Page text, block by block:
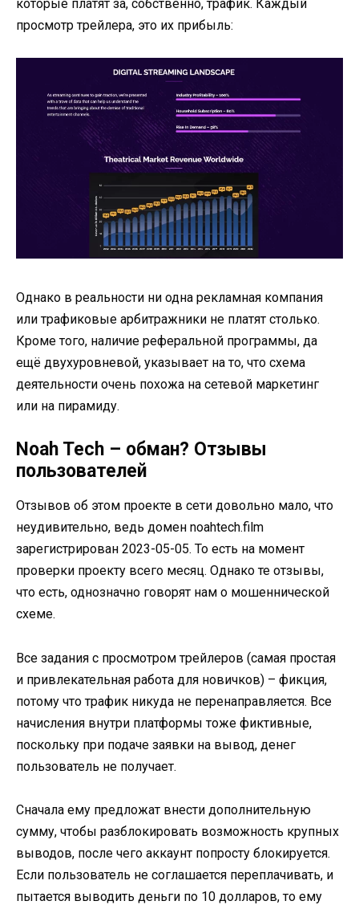
которые платят за, собственно, трафик. Каждый
просмотр трейлера, это их прибыль:
Однако в реальности ни одна рекламная компания
или трафиковые арбитражники не платят столько.
Кроме того, наличие реферальной программы, да
ещё двухуровневой, указывает на то, что схема
деятельности очень похожа на сетевой маркетинг
или на пирамиду.
Noah Tech – обман? Отзывы
пользователей
Отзывов об этом проекте в сети довольно мало, что
неудивительно, ведь домен noahtech.film
зарегистрирован 2023-05-05. То есть на момент
проверки проекту всего месяц. Однако те отзывы,
что есть, однозначно говорят нам о мошеннической
схеме.
Все задания с просмотром трейлеров (самая простая
и привлекательная работа для новичков) – фикция,
потому что трафик никуда не перенаправляется. Все
начисления внутри платформы тоже фиктивные,
поскольку при подаче заявки на вывод, денег
пользователь не получает.
Сначала ему предложат внести дополнительную
сумму, чтобы разблокировать возможность крупных
выводов, после чего аккаунт попросту блокируется.
Если пользователь не соглашается переплачивать, и
пытается выводить деньги по 10 долларов, то ему